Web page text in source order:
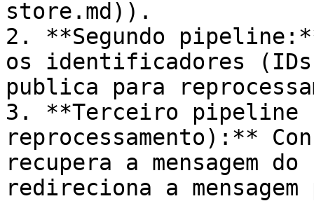
store.md)).
2. **Segundo
os identificadores
publica para
3. **Terceiro pipeline
reprocessamento):**
recupera a mensagem
redireciona a